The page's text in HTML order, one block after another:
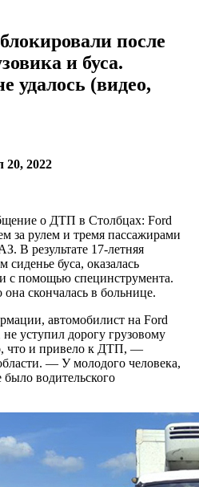
после
и буса.
удалось (видео,
2022
о ДТП в Столбцах: Ford
за рулем и тремя пассажирами
В результате 17-летняя
сиденье буса, оказалась
с помощью специнструмента.
она скончалась в больнице.
автомобилист на Ford
уступил дорогу грузовому
что и привело к ДТП, —
— У молодого человека,
водительского